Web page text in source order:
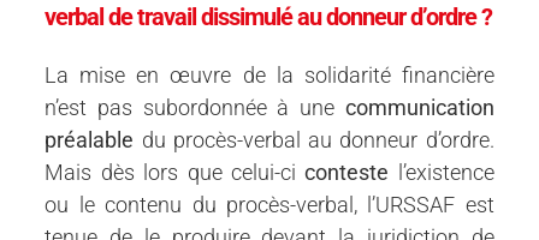
verbal de travail dissimulé au donneur d’ordre ?
La mise en œuvre de la solidarité financière
n’est pas subordonnée à une communication
préalable du procès-verbal au donneur d’ordre.
Mais dès lors que celui-ciconteste l’existence
ou le contenu du procès-verbal, l’URSSAF est